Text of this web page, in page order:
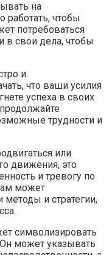
на
работать, чтобы
потребоваться
в свои дела, чтобы
и
что ваши усилия
успеха в своих
трудности и
или
движения, это
и тревогу по
может
методы и стратегии,
символизировать
может указывать